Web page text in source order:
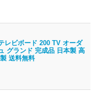
レビボード 200 TV オーダ
グランド 完成品 日本製 高
送料無料